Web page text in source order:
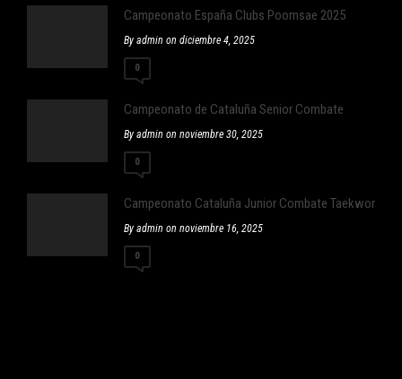
Campeonato España Clubs Poomsae 2025
By admin on diciembre 4, 2025
0
Campeonato de Cataluña Senior Combate
By admin on noviembre 30, 2025
0
Campeonato Cataluña Junior Combate Taekwondo
By admin on noviembre 16, 2025
0